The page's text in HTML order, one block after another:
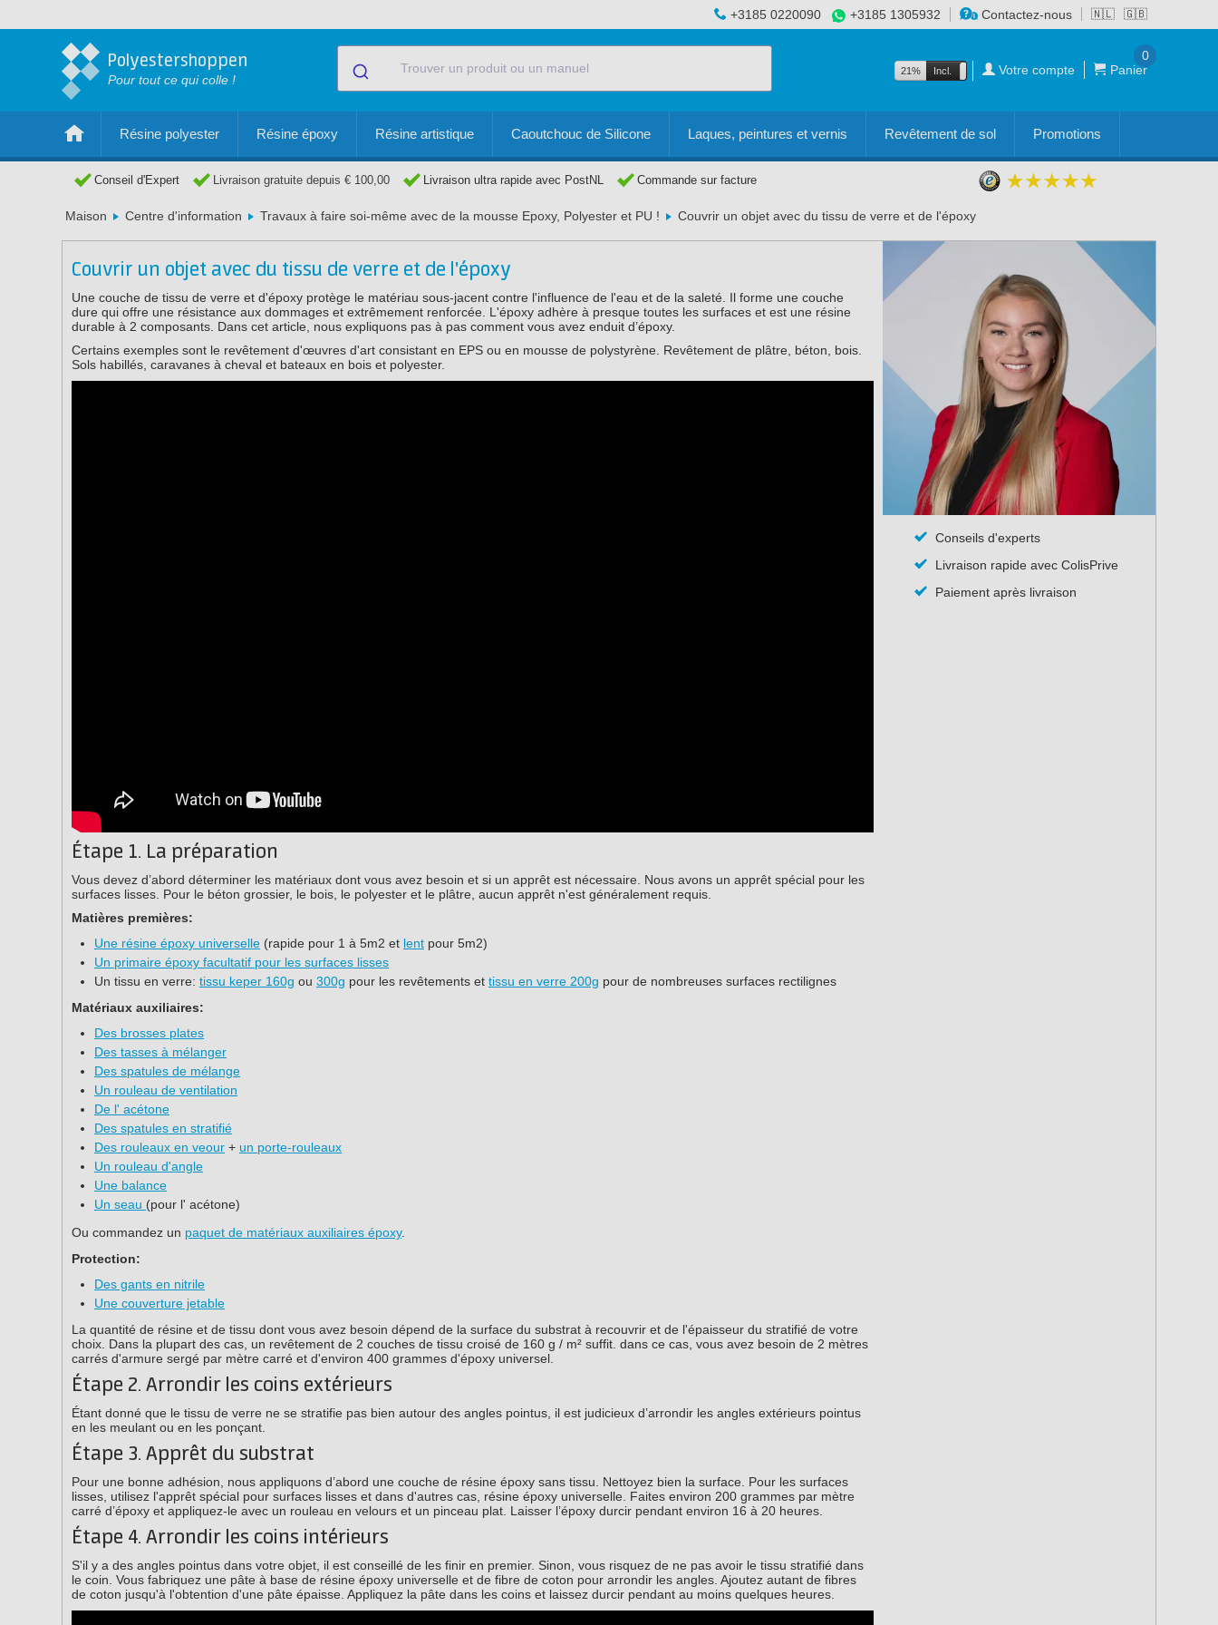
🇳🇱 🇬🇧
+3185 0220090 +3185 1305932 Contactez-nous
Polyestershoppen
Pour tout ce qui colle !
21% Incl. Excl. Votre compte Panier
0
Résine polyester Résine époxy Résine artistique Caoutchouc de Silicone Laques, peintures et vernis Revêtement de sol Promotions
Conseil d'Expert Livraison gratuite depuis € 100,00 Livraison ultra rapide avec PostNL Commande sur facture
Maison Centre d'information Travaux à faire soi-même avec de la mousse Epoxy, Polyester et PU ! Couvrir un objet avec du tissu de verre et de l'époxy
Couvrir un objet avec du tissu de verre et de l'époxy
Une couche de tissu de verre et d'époxy protège le matériau sous-jacent contre l'influence de l'eau et de la saleté. Il forme une couche
dure qui offre une résistance aux dommages et extrêmement renforcée. L'époxy adhère à presque toutes les surfaces et est une résine
durable à 2 composants. Dans cet article, nous expliquons pas à pas comment vous avez enduit d’époxy.
Certains exemples sont le revêtement d'œuvres d'art consistant en EPS ou en mousse de polystyrène. Revêtement de plâtre, béton, bois.
Sols habillés, caravanes à cheval et bateaux en bois et polyester.
Étape 1. La préparation
Vous devez d’abord déterminer les matériaux dont vous avez besoin et si un apprêt est nécessaire. Nous avons un apprêt spécial pour les
surfaces lisses. Pour le béton grossier, le bois, le polyester et le plâtre, aucun apprêt n'est généralement requis.
Matières premières:
Une résine époxy universelle (rapide pour 1 à 5m2 et lent pour 5m2)
Un primaire époxy facultatif pour les surfaces lisses
Un tissu en verre: tissu keper 160g ou 300g pour les revêtements et tissu en verre 200g pour de nombreuses surfaces rectilignes
Matériaux auxiliaires:
Des brosses plates
Des tasses à mélanger
Des spatules de mélange
Un rouleau de ventilation
De l' acétone
Des spatules en stratifié
Des rouleaux en veour + un porte-rouleaux
Un rouleau d'angle
Une balance
Un seau (pour l' acétone)
Ou commandez un paquet de matériaux auxiliaires époxy.
Protection:
Des gants en nitrile
Une couverture jetable
La quantité de résine et de tissu dont vous avez besoin dépend de la surface du substrat à recouvrir et de l'épaisseur du stratifié de votre
choix. Dans la plupart des cas, un revêtement de 2 couches de tissu croisé de 160 g / m² suffit. dans ce cas, vous avez besoin de 2 mètres
carrés d'armure sergé par mètre carré et d'environ 400 grammes d'époxy universel.
Étape 2. Arrondir les coins extérieurs
Étant donné que le tissu de verre ne se stratifie pas bien autour des angles pointus, il est judicieux d’arrondir les angles extérieurs pointus
en les meulant ou en les ponçant.
Étape 3. Apprêt du substrat
Pour une bonne adhésion, nous appliquons d’abord une couche de résine époxy sans tissu. Nettoyez bien la surface. Pour les surfaces
lisses, utilisez l'apprêt spécial pour surfaces lisses et dans d'autres cas, résine époxy universelle. Faites environ 200 grammes par mètre
carré d’époxy et appliquez-le avec un rouleau en velours et un pinceau plat. Laisser l’époxy durcir pendant environ 16 à 20 heures.
Étape 4. Arrondir les coins intérieurs
S'il y a des angles pointus dans votre objet, il est conseillé de les finir en premier. Sinon, vous risquez de ne pas avoir le tissu stratifié dans
le coin. Vous fabriquez une pâte à base de résine époxy universelle et de fibre de coton pour arrondir les angles. Ajoutez autant de fibres
de coton jusqu'à l'obtention d'une pâte épaisse. Appliquez la pâte dans les coins et laissez durcir pendant au moins quelques heures.
Conseils d'experts
Livraison rapide avec ColisPrive
Paiement après livraison